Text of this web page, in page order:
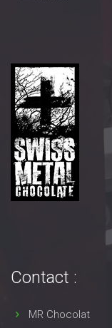
Contact :
MR Chocolat